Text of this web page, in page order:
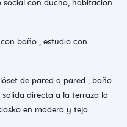
con ducha, habitacion
baño , estudio con
de pared a pared , baño
directa a la terraza la
en madera y teja